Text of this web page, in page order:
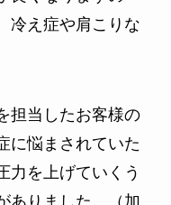
冷え症や肩こりな
担当したお客様の
に悩まされていた
力を上げていくう
ありました。（加